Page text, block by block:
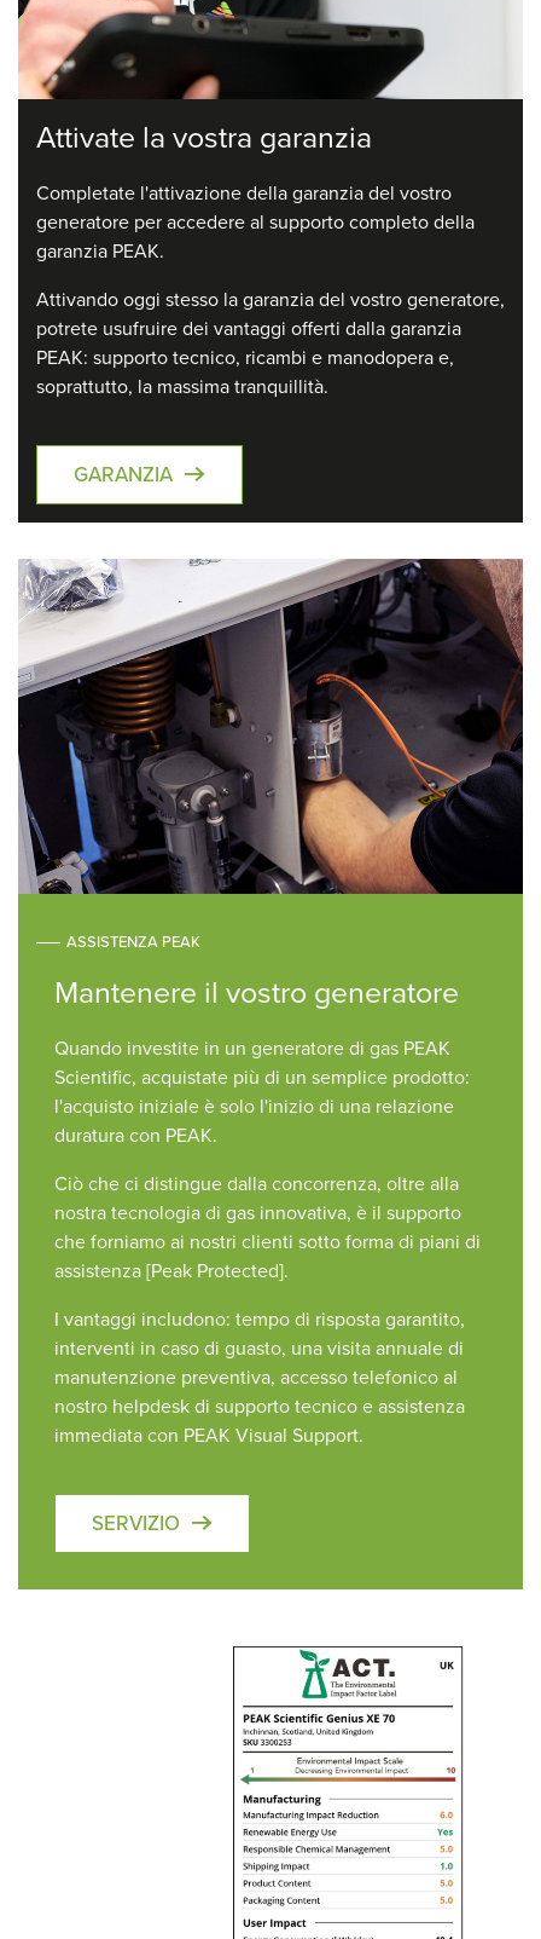
Attivate la vostra garanzia
Completate l'attivazione della garanzia del vostro
generatore per accedere al supporto completo della
garanzia PEAK.
Attivando oggi stesso la garanzia del vostro generatore,
potrete usufruire dei vantaggi offerti dalla garanzia
PEAK: supporto tecnico, ricambi e manodopera e,
soprattutto, la massima tranquillità.
GARANZIA
ASSISTENZA PEAK
Mantenere il vostro generatore
Quando investite in un generatore di gas PEAK
Scientific, acquistate più di un semplice prodotto:
l'acquisto iniziale è solo l'inizio di una relazione
duratura con PEAK.
Ciò che ci distingue dalla concorrenza, oltre alla
nostra tecnologia di gas innovativa, è il supporto
che forniamo ai nostri clienti sotto forma di piani di
assistenza [Peak Protected].
I vantaggi includono: tempo di risposta garantito,
interventi in caso di guasto, una visita annuale di
manutenzione preventiva, accesso telefonico al
nostro helpdesk di supporto tecnico e assistenza
immediata con PEAK Visual Support.
SERVIZIO